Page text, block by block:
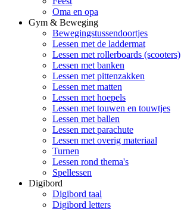
Oma en opa
Gym & Beweging
Bewegingstussendoortjes
Lessen met de laddermat
Lessen met rollerboards (scooters)
Lessen met banken
Lessen met pittenzakken
Lessen met matten
Lessen met hoepels
Lessen met touwen en touwtjes
Lessen met ballen
Lessen met parachute
Lessen met overig materiaal
Turnen
Lessen rond thema's
Spellessen
Digibord
Digibord taal
Digibord letters